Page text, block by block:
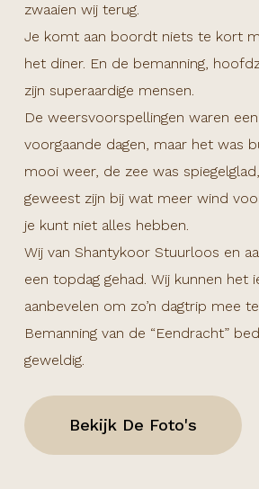
zwaaien wij terug.
Je komt aan boordt niets te kort
het diner. En de bemanning,
zijn superaardige mensen.
De weersvoorspellingen waren
voorgaande dagen, maar het was
mooi weer, de zee was
geweest zijn bij wat meer wind
je kunt niet alles hebben.
Wij van Shantykoor Stuurloos en
een topdag gehad. Wij kunnen het
aanbevelen om zo’n dagtrip mee
Bemanning van de “Eendracht”
geweldig.
Bekijk De Foto's